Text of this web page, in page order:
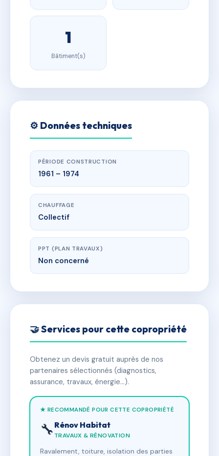
1
Bâtiment(s)
⚙️ Données techniques
PÉRIODE CONSTRUCTION
1961 – 1974
CHAUFFAGE
Collectif
PPT (PLAN TRAVAUX)
Non concerné
🤝 Services pour cette copropriété
Obtenez un devis gratuit auprès de nos
partenaires sélectionnés (diagnostics,
assurance, travaux, énergie…).
★ RECOMMANDÉ POUR CETTE COPROPRIÉTÉ
🔧 Rénov Habitat
TRAVAUX & RÉNOVATION
Ravalement, toiture, isolation des parties